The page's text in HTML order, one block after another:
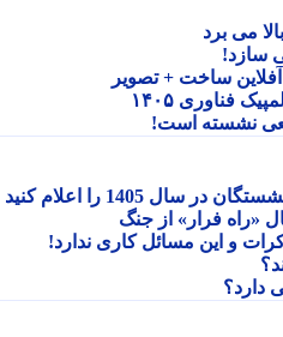
برد
ساخت + تصویر
۱۴۰۵
نشسته است!
را اعلام کنید
فرار» از جنگ
و این مسائل کاری ندارد!